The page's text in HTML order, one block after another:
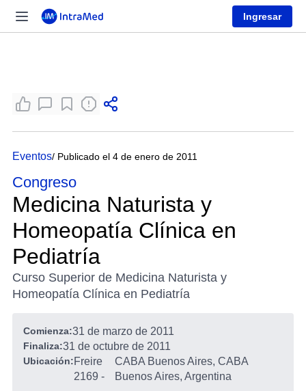
Ingresar
Eventos/ Publicado el 4 de enero de 2011
Congreso
Medicina Naturista y
Homeopatía Clínica en
Pediatría
Curso Superior de Medicina Naturista y
Homeopatía Clínica en Pediatría
Comienza:31 de marzo de 2011
Finaliza:31 de octubre de 2011
Ubicación:Freire
2169 -
CABA Buenos Aires, CABA
Buenos Aires, Argentina